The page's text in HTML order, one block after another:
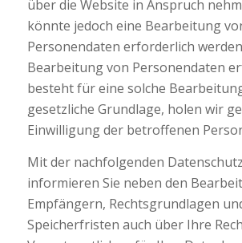
über die Website in Anspruch
könnte jedoch eine Bearbeitung
Personendaten erforderlich
Bearbeitung von Personendaten
besteht für eine solche
gesetzliche Grundlage, holen wir
Einwilligung der betroffenen
Mit der nachfolgenden
informieren Sie neben den
Empfängern, Rechtsgrundlagen
Speicherfristen auch über Ihre